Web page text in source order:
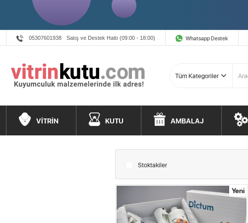
05307601938 Satış ve Destek Hattı (09:00 - 18:00) Whatsapp Destek
VİTRİN KUTU AMBALAJ
Stoktakiler
Yeni